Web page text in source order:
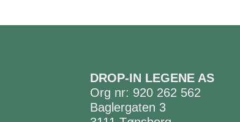
DROP-IN LEGENE AS
Org nr: 920 262 562
Baglergaten 3